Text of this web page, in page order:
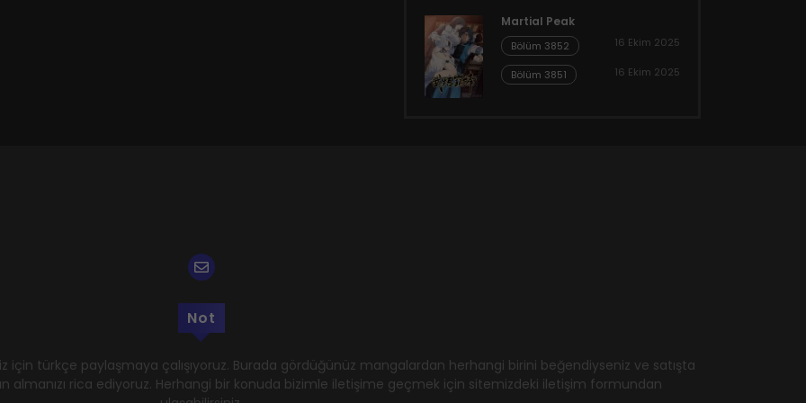
Martial Peak
Bölüm 3852 16 Ekim 2025
Bölüm 3851 16 Ekim 2025
Not
için türkçe paylaşmaya çalışıyoruz. Burada gördüğünüz mangalardan herhangi birini beğendiyseniz ve satışta
almanızı rica ediyoruz. Herhangi bir konuda bizimle iletişime geçmek için sitemizdeki iletişim formundan